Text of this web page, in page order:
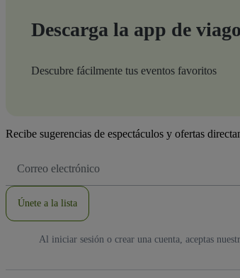
Descarga la app de
Descubre fácilmente tus eventos favoritos
Recibe sugerencias de espectáculos y ofertas
de
Únete a la lista
Al iniciar sesión o crear una cuenta, aceptas